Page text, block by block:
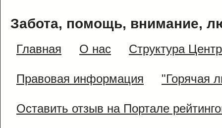
Забота, помощь, внимание,
Главная О нас Структура
Правовая информация "Горячая
Оставить отзыв на Портале